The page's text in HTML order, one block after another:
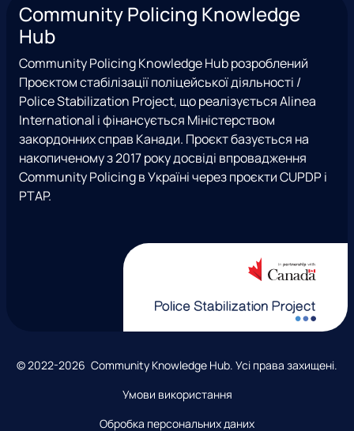
s
a
g
a
m
c
e
b
o
o
k
e
T
w
i
t
t
e
r
u
u
b
e
Community Policing Knowledge
Hub
Community Policing Knowledge Hub розроблений
Проєктом стабілізації поліцейської діяльності /
Police Stabilization Project, що реалізується Alinea
International і фінансується Міністерством
закордонних справ Канади. Проєкт базується на
накопиченому з 2017 року досвіді впровадження
Community Policing в Україні через проєкти CUPDP і
PTAP.
© 2022-2026 Community Knowledge Hub. Усі права захищені.
Умови використання
Обробка персональних даних